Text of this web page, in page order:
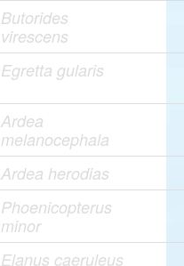
Butorides
virescens
Egretta gularis
Ardea
melanocephala
Ardea herodias
Phoenicopterus
minor
Elanus caeruleus